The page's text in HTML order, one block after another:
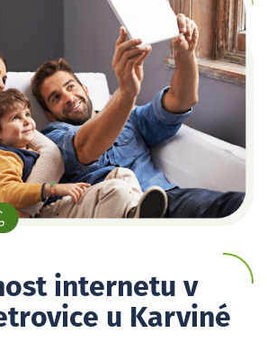
internetu v
u Karviné